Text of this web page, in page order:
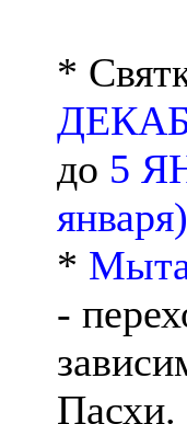
*
до 5
января)
*
-
Пасхи.